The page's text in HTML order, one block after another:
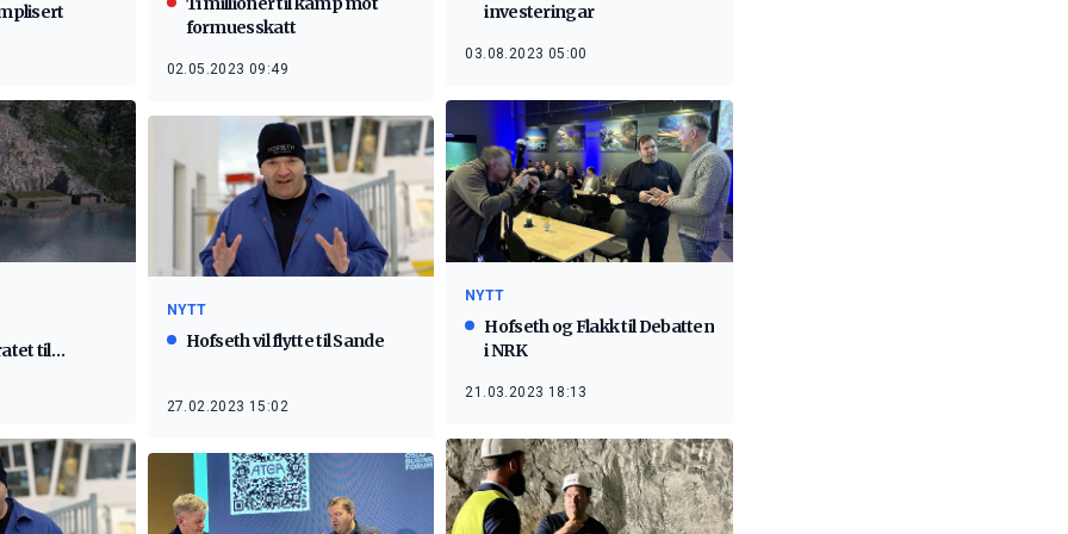
investeringar
03.08.2023 05:00
formuesskatt
02.05.2023 09:49
til
NYTT
Hofseth og Flakk til Debatten
i NRK
21.03.2023 18:13
NYTT
Hofseth vil flytte til Sande
27.02.2023 15:02